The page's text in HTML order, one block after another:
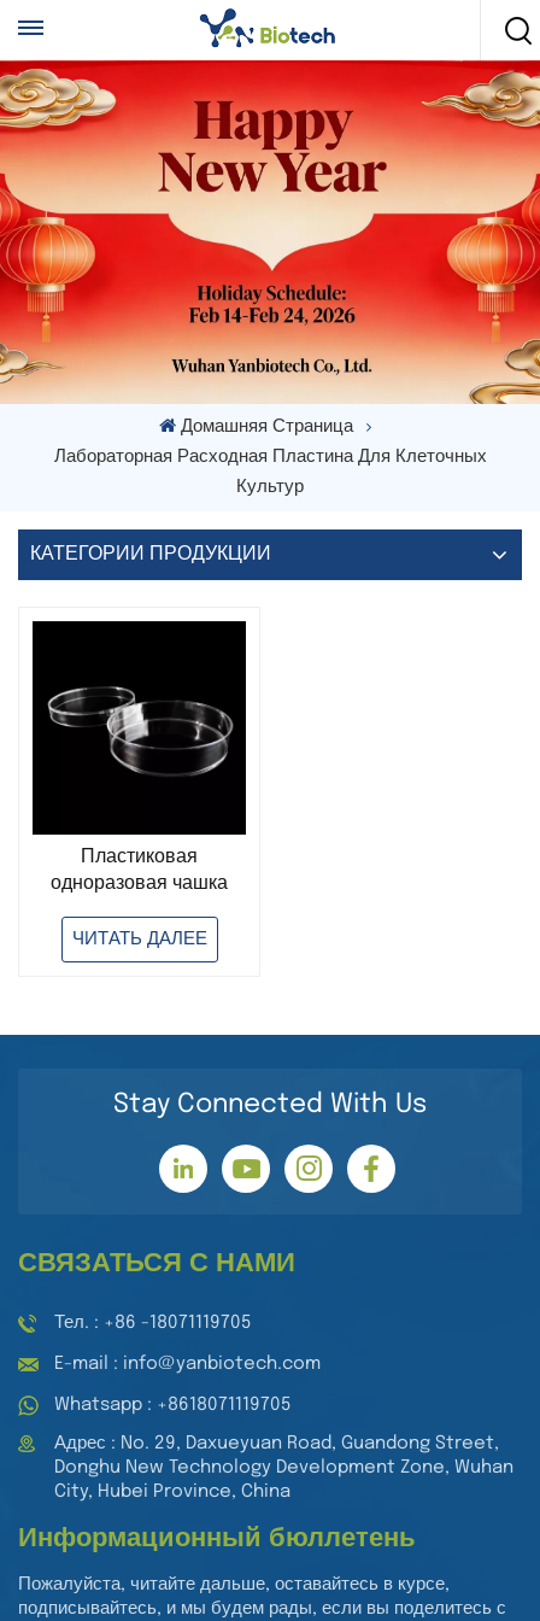
Домашняя Страница
Лабораторная Расходная Пластина Для Клеточных
Культур
КАТЕГОРИИ ПРОДУКЦИИ
Пластиковая
одноразовая чашка
клеток из
полипропилена и
ЧИТАТЬ ДАЛЕЕ
Stay Connected With Us
СВЯЗАТЬСЯ С НАМИ
Тел. : +86 -18071119705
E-mail : info@yanbiotech.com
Whatsapp : +8618071119705
Адрес : No. 29, Daxueyuan Road, Guandong Street,
Donghu New Technology Development Zone, Wuhan
City, Hubei Province, China
Информационный бюллетень
Пожалуйста, читайте дальше, оставайтесь в курсе,
подписывайтесь, и мы будем рады, если вы поделитесь с